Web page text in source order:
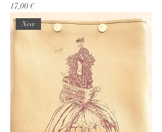
Prix
17,00 €
New